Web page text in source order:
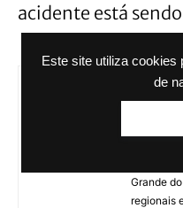
Este site utiliza cookies
de
acidente está
A
Grande
regionais